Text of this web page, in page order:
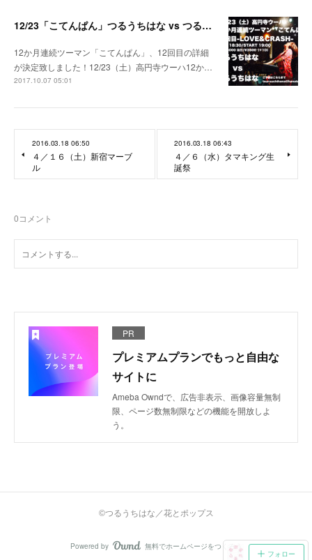
12/23「こてんぱん」つるうちはな vs つるうちはな 決定！
12か月連続ツーマン「こてんぱん」、12回目の詳細
が決定致しました！12/23（土）高円寺ウーハ12か…
2017.10.07 05:01
2016.03.18 06:50
４／１６（土）新宿マーブ
ル
2016.03.18 06:43
４／６（水）タマキング生
誕祭
0コメント
PR
プレミアムプランでもっと自由な
サイトに
Ameba Owndで、広告非表示、画像容量無制
限、ページ数無制限などの機能を開放しよ
う。
フォロー
©つるうちはな／花とポップス
Powered by AmebaOwnd
無料でホームページをつくろう